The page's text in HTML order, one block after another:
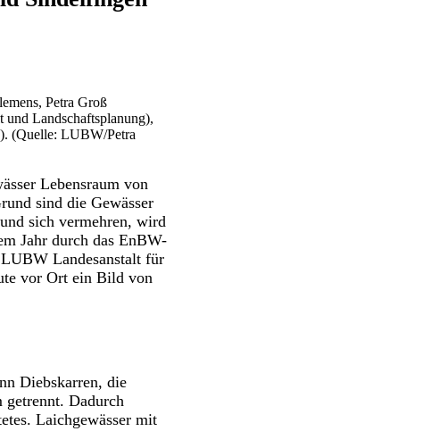
Petra Groß
Landschaftsplanung),
(Quelle: LUBW/Petra
Lebensraum von
sind die Gewässer
sich vermehren, wird
Jahr durch das EnBW-
Landesanstalt für
vor Ort ein Bild von
Diebskarren, die
getrennt. Dadurch
Laichgewässer mit